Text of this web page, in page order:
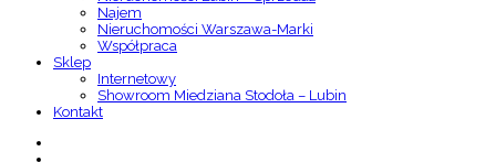
Najem
Nieruchomości Warszawa-Marki
Współpraca
Sklep
Internetowy
Showroom Miedziana Stodoła – Lubin
Kontakt